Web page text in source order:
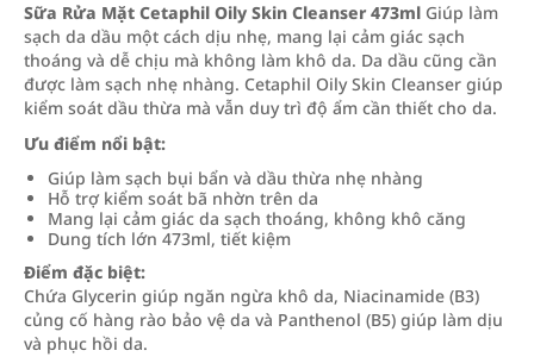
Sữa Rửa Mặt Cetaphil Oily Skin Cleanser 473ml Giúp làm
sạch da dầu một cách dịu nhẹ, mang lại cảm giác sạch
thoáng và dễ chịu mà không làm khô da. Da dầu cũng cần
được làm sạch nhẹ nhàng. Cetaphil Oily Skin Cleanser giúp
kiểm soát dầu thừa mà vẫn duy trì độ ẩm cần thiết cho da.
Ưu điểm nổi bật:
Giúp làm sạch bụi bẩn và dầu thừa nhẹ nhàng
Hỗ trợ kiểm soát bã nhờn trên da
Mang lại cảm giác da sạch thoáng, không khô căng
Dung tích lớn 473ml, tiết kiệm
Điểm đặc biệt:
Chứa Glycerin giúp ngăn ngừa khô da, Niacinamide (B3)
củng cố hàng rào bảo vệ da và Panthenol (B5) giúp làm dịu
và phục hồi da.